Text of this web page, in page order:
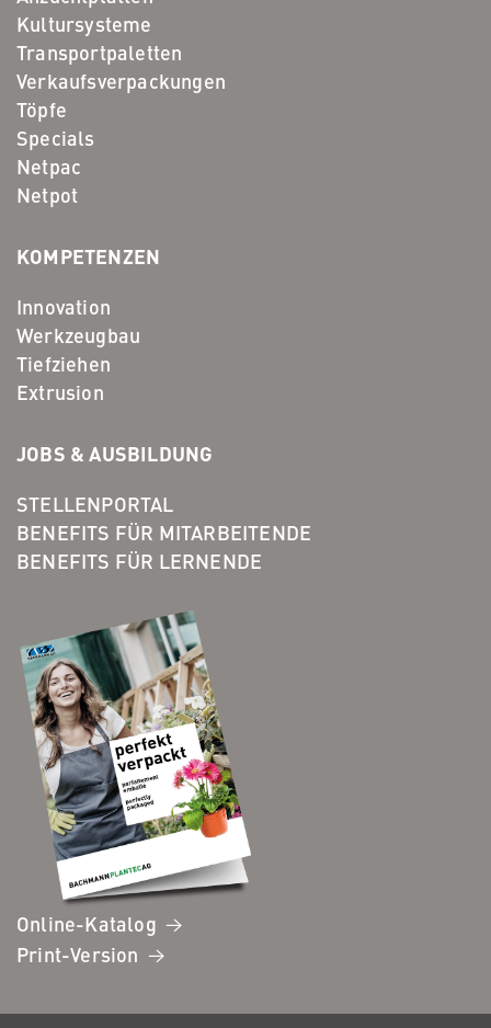
Kultursysteme
Transportpaletten
Verkaufsverpackungen
Töpfe
Specials
Netpac
Netpot
KOMPETENZEN
Innovation
Werkzeugbau
Tiefziehen
Extrusion
JOBS & AUSBILDUNG
STELLENPORTAL
BENEFITS FÜR MITARBEITENDE
BENEFITS FÜR LERNENDE
Online-Katalog
Print-Version